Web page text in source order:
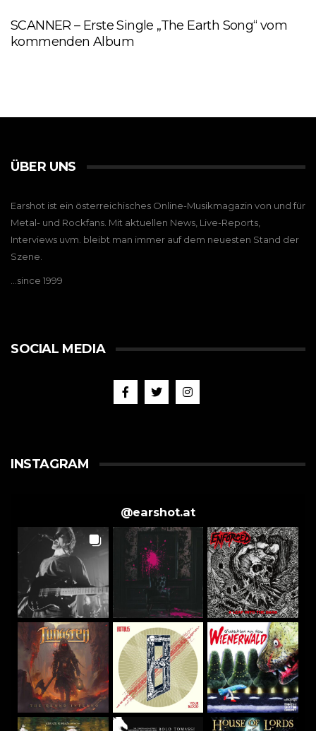
SCANNER – Erste Single „The Earth Song“ vom
kommenden Album
ÜBER UNS
Earshot ist ein österreichisches Online-Musikmagazin von und für
Metal- und Rockfans. Mit aktuellen News, Live-Reports,
Interviews uvm. bleibt man immer auf dem neuesten Stand der
Szene.
…since 1999
SOCIAL MEDIA
INSTAGRAM
@earshot.at